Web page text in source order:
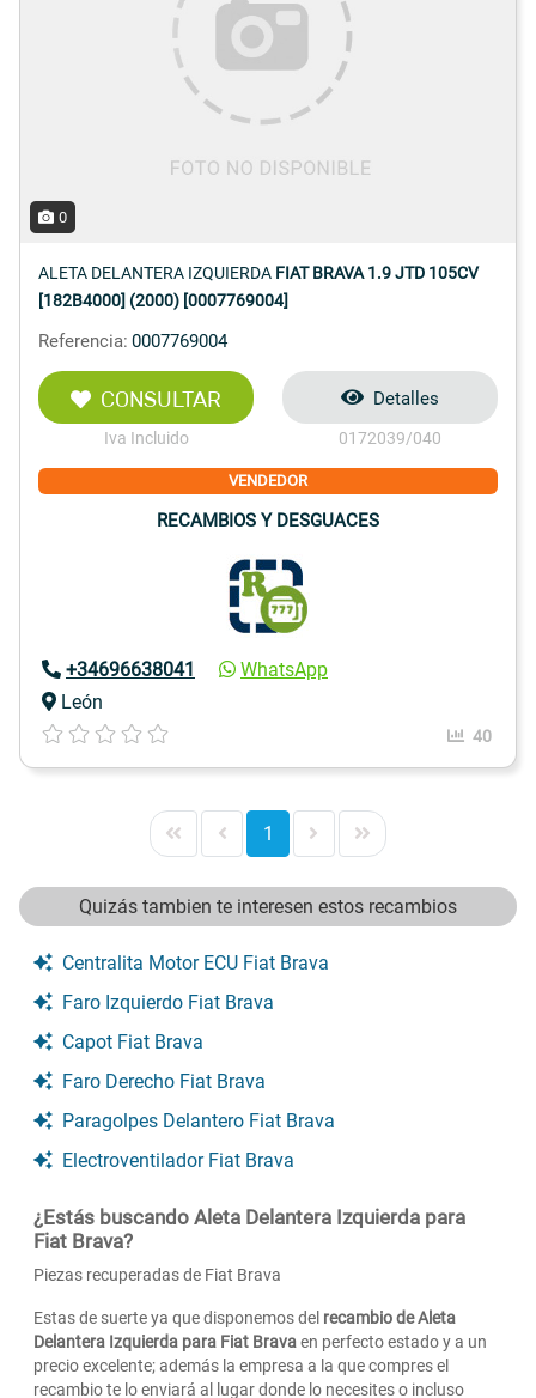
0
ALETA DELANTERA IZQUIERDA FIAT BRAVA 1.9 JTD 105CV
[182B4000] (2000) [0007769004]
Referencia: 0007769004
CONSULTAR
Iva Incluido
Detalles
0172039/040
VENDEDOR
RECAMBIOS Y DESGUACES
+34696638041
WhatsApp
León
40
1
Quizás tambien te interesen estos recambios
Centralita Motor ECU Fiat Brava
Faro Izquierdo Fiat Brava
Capot Fiat Brava
Faro Derecho Fiat Brava
Paragolpes Delantero Fiat Brava
Electroventilador Fiat Brava
¿Estás buscando Aleta Delantera Izquierda para
Fiat Brava?
Piezas recuperadas de Fiat Brava
Estas de suerte ya que disponemos del recambio de Aleta
Delantera Izquierda para Fiat Bravaen perfecto estado y a un
precio excelente; además la empresa a la que compres el
recambio te lo enviará al lugar donde lo necesites o incluso